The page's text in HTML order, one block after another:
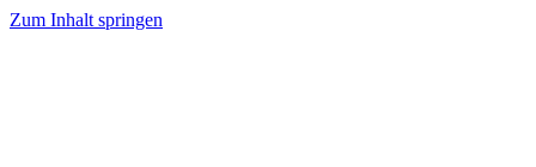
Zum Inhalt springen